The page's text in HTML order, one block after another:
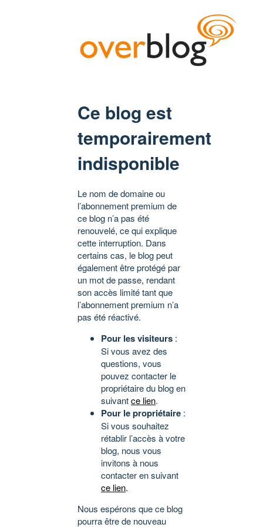
Ce blog est
temporairement
indisponible
Le nom de domaine ou
l’abonnement premium de
ce blog n’a pas été
renouvelé, ce qui explique
cette interruption. Dans
certains cas, le blog peut
également être protégé par
un mot de passe, rendant
son accès limité tant que
l’abonnement premium n’a
pas été réactivé.
Pour les visiteurs :
Si vous avez des
questions, vous
pouvez contacter le
propriétaire du blog en
suivantce lien.
Pour le propriétaire :
Si vous souhaitez
rétablir l’accès à votre
blog, nous vous
invitons à nous
contacter en suivant
ce lien.
Nous espérons que ce blog
pourra être de nouveau